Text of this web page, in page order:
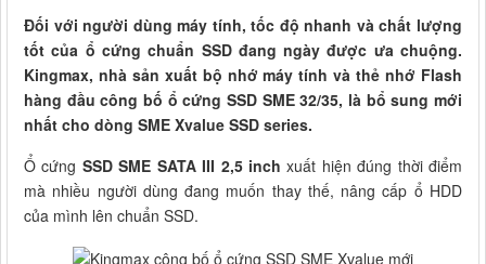
Đối với người dùng máy tính, tốc độ nhanh và chất lượng
tốt của ổ cứng chuẩn SSD đang ngày được ưa chuộng.
Kingmax, nhà sản xuất bộ nhớ máy tính và thẻ nhớ Flash
hàng đầu công bố ổ cứng SSD SME 32/35, là bổ sung mới
nhất cho dòng SME Xvalue SSD series.
Ổ cứng SSD SME SATA III 2,5 inch xuất hiện đúng thời điểm
mà nhiều người dùng đang muốn thay thế, nâng cấp ổ HDD
của mình lên chuẩn SSD.